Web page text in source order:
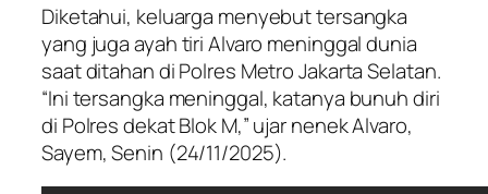
Diketahui, keluarga menyebut tersangka
yang juga ayah tiri Alvaro meninggal dunia
saat ditahan di Polres Metro Jakarta Selatan.
“Ini tersangka meninggal, katanya bunuh diri
di Polres dekat Blok M,” ujar nenek Alvaro,
Sayem, Senin (24/11/2025).